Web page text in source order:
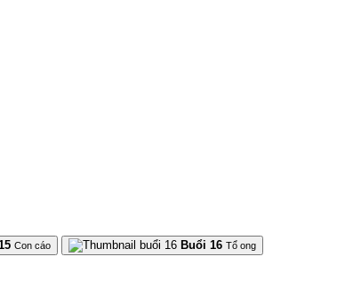
Con cáo Buổi 16 Tổ ong